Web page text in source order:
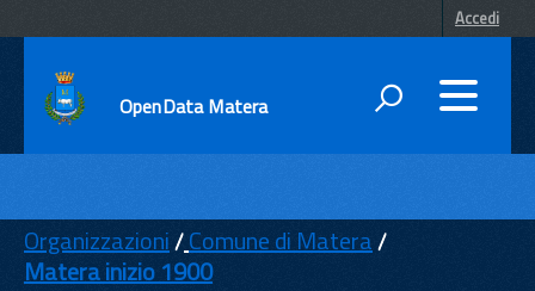
Accedi
OpenData Matera
ENTI
TEMI
Organizzazioni Comune di Matera
Matera inizio 1900